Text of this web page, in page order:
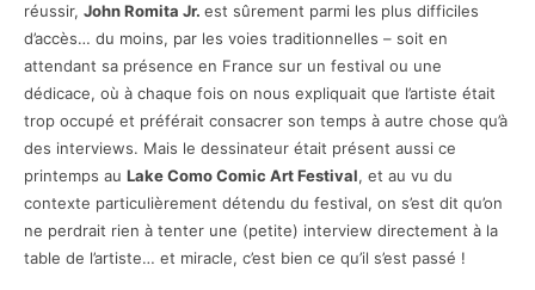
réussir, John Romita Jr. est sûrement parmi les plus difficiles
d’accès… du moins, par les voies traditionnelles – soit en
attendant sa présence en France sur un festival ou une
dédicace, où à chaque fois on nous expliquait que l’artiste était
trop occupé et préférait consacrer son temps à autre chose qu’à
des interviews. Mais le dessinateur était présent aussi ce
printemps au Lake Como Comic Art Festival, et au vu du
contexte particulièrement détendu du festival, on s’est dit qu’on
ne perdrait rien à tenter une (petite) interview directement à la
table de l’artiste… et miracle, c’est bien ce qu’il s’est passé !